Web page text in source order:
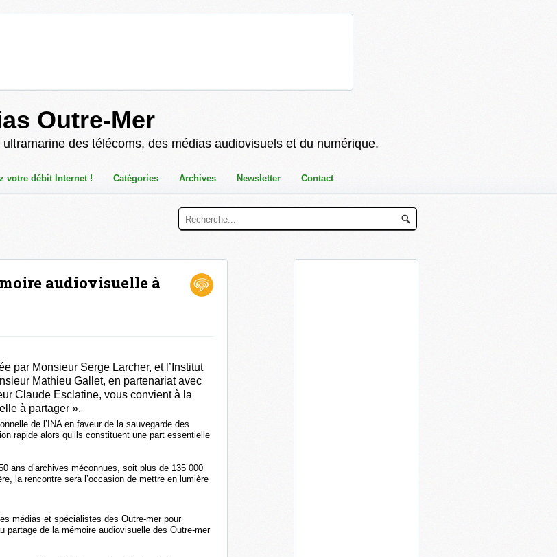
Outre-Mer
des télécoms, des médias audiovisuels et du numérique.
votre débit Internet ! Catégories Archives Newsletter Contact
audiovisuelle à
par Monsieur Serge Larcher, et l’Institut
Mathieu Gallet, en partenariat avec
Claude Esclatine, vous convient à la
à partager ».
de l’INA en faveur de la sauvegarde des
rapide alors qu’ils constituent une part essentielle
ans d’archives méconnues, soit plus de 135 000
la rencontre sera l’occasion de mettre en lumière
médias et spécialistes des Outre-mer pour
de la mémoire audiovisuelle des Outre-mer